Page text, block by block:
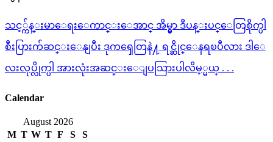
Post
navigation
သင့္က်န္းမာေရးေကာင္းေအာင္ အိမ္မွာ ဒီပန္းပင္ေတြစိုက္ပါ
စီးပြားက်ဆင္းေနျပီး ဒုကၡေတြနဲ႔ ရင္ဆိုင္ေနရၿပီလား ဒါေ
လးလုပ္လိုက္ပါ အားလုံးအဆင္းေျပသြားပါလိမ့္မယ္ . . .
Calendar
August 2026
M T W T F S
S